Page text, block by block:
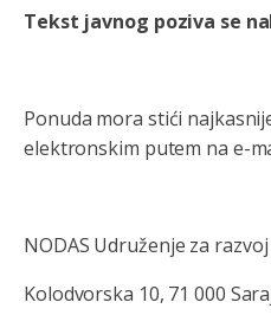
Tekst javnog poziva se
Ponuda mora stići
elektronskim putem na e-
NODAS Udruženje za
Kolodvorska 10, 71 000